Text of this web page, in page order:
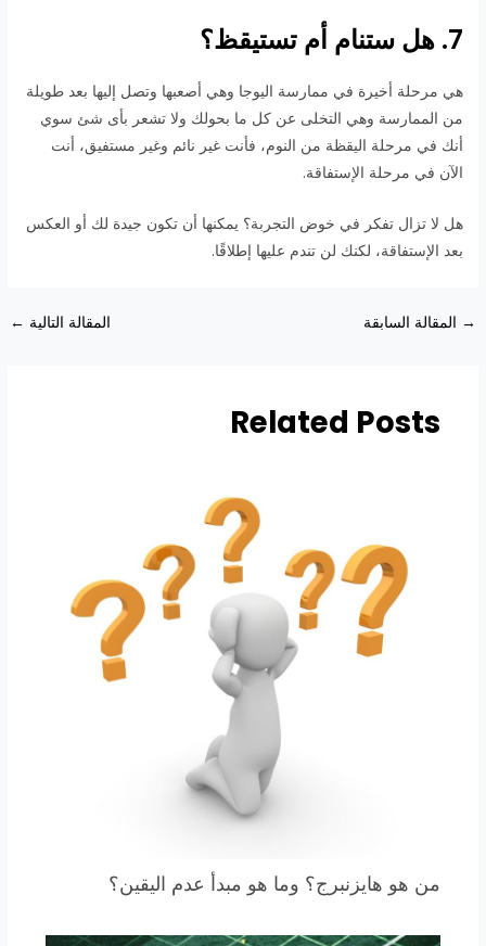
7. هل ستنام أم تستيقظ؟
هي مرحلة أخيرة في ممارسة اليوجا وهي أصعبها وتصل إليها بعد طويلة
من الممارسة وهي التخلى عن كل ما بحولك ولا تشعر بأى شئ سوي
أنك في مرحلة اليقظة من النوم، فأنت غير نائم وغير مستفيق، أنت
الآن في مرحلة الإستفاقة.
هل لا تزال تفكر في خوض التجربة؟ يمكنها أن تكون جيدة لك أو العكس
بعد الإستفاقة، لكنك لن تندم عليها إطلاقًا.
→ المقالة السابقة المقالة التالية ←
Related Posts
من هو هايزنبرج؟ وما هو مبدأ عدم اليقين؟